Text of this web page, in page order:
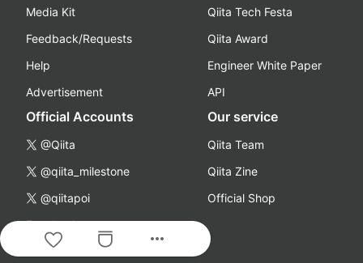
more_horiz
Media Kit
Feedback/Requests
Help
Advertisement
Qiita Tech Festa
Qiita Award
Engineer White Paper
API
Official Accounts
@Qiita
@qiita_milestone
@qiitapoi
Facebook
YouTube
Our service
Qiita Team
Qiita Zine
Official Shop